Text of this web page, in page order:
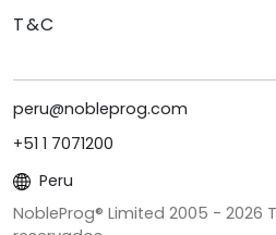
T&C
peru@nobleprog.com
+51 1 7071200
Peru
NobleProg® Limited 2005 - 2026